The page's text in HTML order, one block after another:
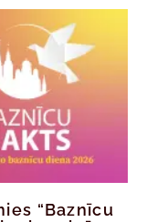
“Baznīcu